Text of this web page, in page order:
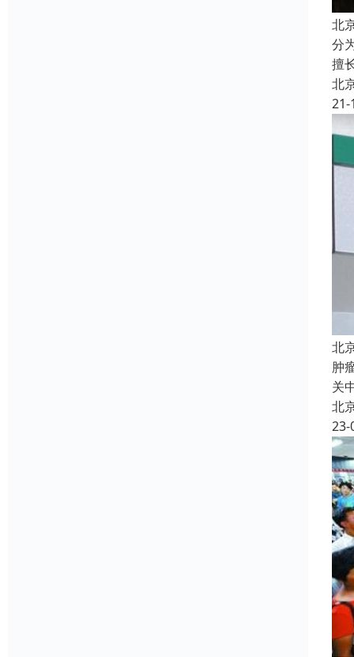
北
分
擅
北
21-
北
肿
关
北
23-